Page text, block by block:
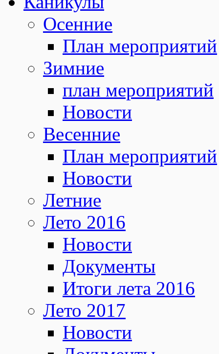
Осенние
План мероприятий
Зимние
план мероприятий
Новости
Весенние
План мероприятий
Новости
Летние
Лето 2016
Новости
Документы
Итоги лета 2016
Лето 2017
Новости